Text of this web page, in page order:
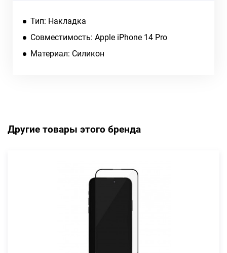
Тип: Накладка
Совместимость: Apple iPhone 14 Pro
Материал: Силикон
Другие товары этого бренда